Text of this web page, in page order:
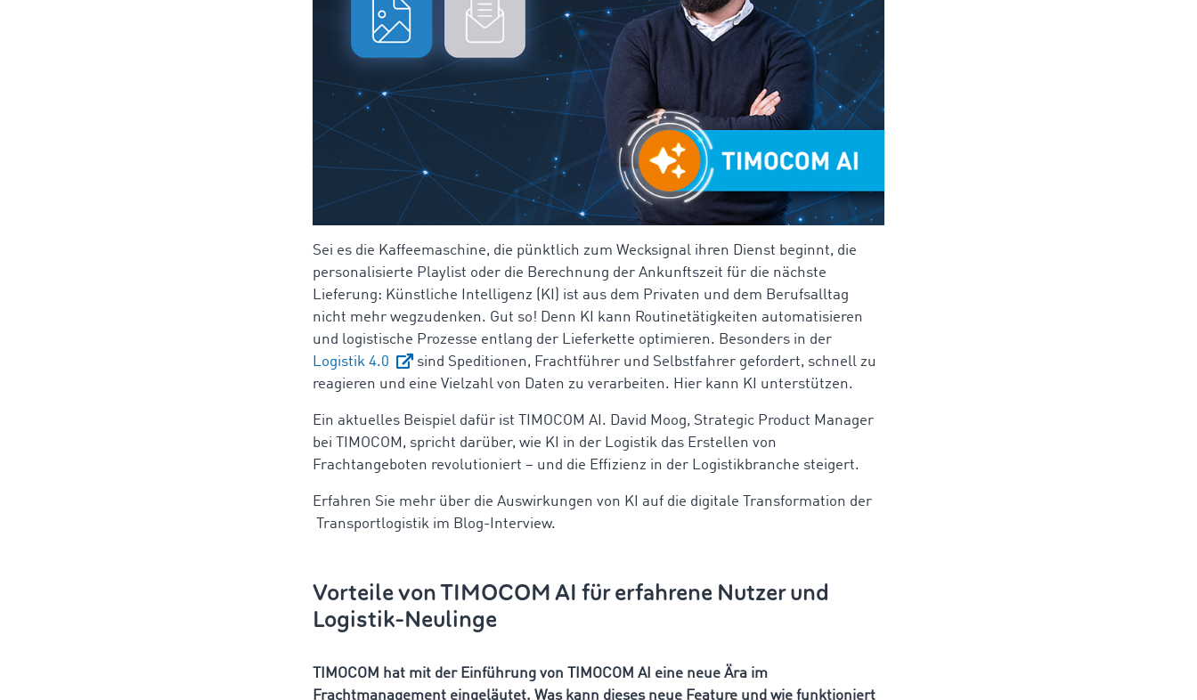
Sei es die Kaffeemaschine, die pünktlich zum Wecksignal ihren Dienst beginnt, die
personalisierte Playlist oder die Berechnung der Ankunftszeit für die nächste
Lieferung: Künstliche Intelligenz (KI) ist aus dem Privaten und dem Berufsalltag
nicht mehr wegzudenken. Gut so! Denn KI kann Routinetätigkeiten automatisieren
und logistische Prozesse entlang der Lieferkette optimieren. Besonders in der
Logistik 4.0
sind Speditionen, Frachtführer und Selbstfahrer gefordert, schnell zu
reagieren und eine Vielzahl von Daten zu verarbeiten. Hier kann KI unterstützen.
Ein aktuelles Beispiel dafür ist TIMOCOM AI. David Moog, Strategic Product Manager
bei TIMOCOM, spricht darüber, wie KI in der Logistik das Erstellen von
Frachtangeboten revolutioniert – und die Effizienz in der Logistikbranche steigert.
Erfahren Sie mehr über die Auswirkungen von KI auf die digitale Transformation der
Transportlogistik im Blog-Interview.
Vorteile von TIMOCOM AI für erfahrene Nutzer und
Logistik-Neulinge
TIMOCOM hat mit der Einführung von TIMOCOM AI eine neue Ära im
Frachtmanagement eingeläutet. Was kann dieses neue Feature und wie funktioniert